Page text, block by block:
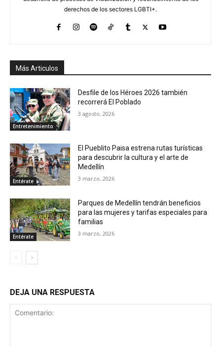
derechos de los sectores LGBTI+.
Más Articulos
Entretenimiento
Desfile de los Héroes 2026 también
recorrerá El Poblado
3 agosto, 2026
Entérate
El Pueblito Paisa estrena rutas turísticas
para descubrir la cultura y el arte de
Medellín
3 marzo, 2026
Entérate
Parques de Medellín tendrán beneficios
para las mujeres y tarifas especiales para
familias
3 marzo, 2026
DEJA UNA RESPUESTA